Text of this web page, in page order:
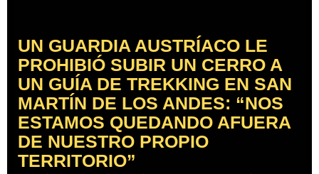
UN GUARDIA AUSTRÍACO LE
PROHIBIÓ SUBIR UN CERRO A
UN GUÍA DE TREKKING EN SAN
MARTÍN DE LOS ANDES: “NOS
ESTAMOS QUEDANDO AFUERA
DE NUESTRO PROPIO
TERRITORIO”